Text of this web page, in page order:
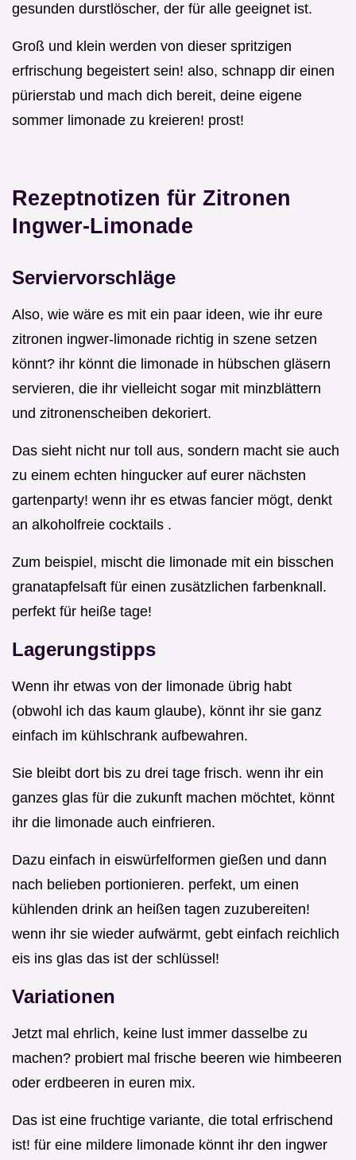
gesunden durstlöscher, der für alle geeignet ist.
Groß und klein werden von dieser spritzigen
erfrischung begeistert sein! also, schnapp dir einen
pürierstab und mach dich bereit, deine eigene
sommer limonade zu kreieren! prost!
Rezeptnotizen für Zitronen
Ingwer-Limonade
Serviervorschläge
Also, wie wäre es mit ein paar ideen, wie ihr eure
zitronen ingwer-limonade richtig in szene setzen
könnt? ihr könnt die limonade in hübschen gläsern
servieren, die ihr vielleicht sogar mit minzblättern
und zitronenscheiben dekoriert.
Das sieht nicht nur toll aus, sondern macht sie auch
zu einem echten hingucker auf eurer nächsten
gartenparty! wenn ihr es etwas fancier mögt, denkt
an alkoholfreie cocktails .
Zum beispiel, mischt die limonade mit ein bisschen
granatapfelsaft für einen zusätzlichen farbenknall.
perfekt für heiße tage!
Lagerungstipps
Wenn ihr etwas von der limonade übrig habt
(obwohl ich das kaum glaube), könnt ihr sie ganz
einfach im kühlschrank aufbewahren.
Sie bleibt dort bis zu drei tage frisch. wenn ihr ein
ganzes glas für die zukunft machen möchtet, könnt
ihr die limonade auch einfrieren.
Dazu einfach in eiswürfelformen gießen und dann
nach belieben portionieren. perfekt, um einen
kühlenden drink an heißen tagen zuzubereiten!
wenn ihr sie wieder aufwärmt, gebt einfach reichlich
eis ins glas das ist der schlüssel!
Variationen
Jetzt mal ehrlich, keine lust immer dasselbe zu
machen? probiert mal frische beeren wie himbeeren
oder erdbeeren in euren mix.
Das ist eine fruchtige variante, die total erfrischend
ist! für eine mildere limonade könnt ihr den ingwer